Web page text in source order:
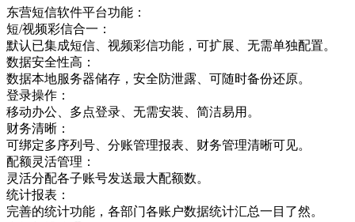
东营短信软件平台功能：
短/视频彩信合一：
默认已集成短信、视频彩信功能，可扩展、无需单独配置。
数据安全性高：
数据本地服务器储存，安全防泄露、可随时备份还原。
登录操作：
移动办公、多点登录、无需安装、简洁易用。
财务清晰：
可绑定多序列号、分账管理报表、财务管理清晰可见。
配额灵活管理：
灵活分配各子账号发送最大配额数。
统计报表：
完善的统计功能，各部门各账户数据统计汇总一目了然。